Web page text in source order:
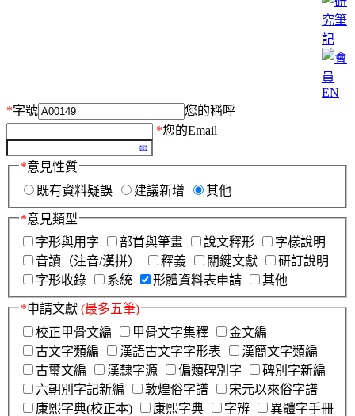
EN
*字號
您的稱呼
*您的Email
*意見性質
既有資料疑誤
建議新增 其他
*意見類型
字形與用字
部首與筆畫 說文釋形
字樣說明
音讀（注音/漢拼）
釋義 關鍵文獻
研訂說明
字形收錄
系統 形體資料表申請 其他
*申請文獻 (最多五筆)
校正甲骨文編
甲骨文字集釋
金文編
古文字類編
漢語古文字字形表
漢簡文字類編
古璽文編
漢隸字源 偏類碑別字
碑別字新編
六朝別字記新編
敦煌俗字譜
宋元以來俗字譜
康熙字典(校正本)
康熙字典 字辨
異體字手冊